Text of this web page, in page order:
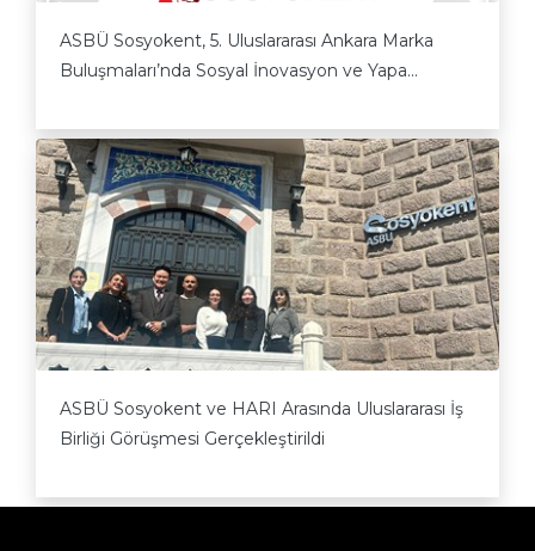
ASBÜ Sosyokent, 5. Uluslararası Ankara Marka
Buluşmaları’nda Sosyal İnovasyon ve Yapa...
ASBÜ Sosyokent ve HARI Arasında Uluslararası İş
Birliği Görüşmesi Gerçekleştirildi